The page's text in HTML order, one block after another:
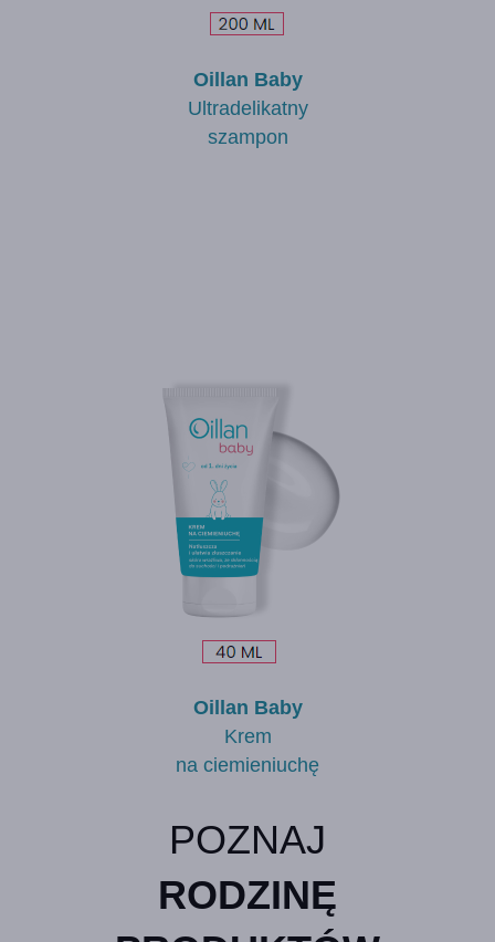
Oillan Baby
Ultradelikatny
szampon
Oillan Baby
Krem
na ciemieniuchę
POZNAJ
RODZINĘ